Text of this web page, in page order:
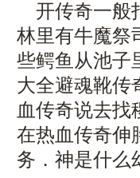
开传奇一般
林里有牛魔祭
些鳄鱼从池
大全避魂靴传
血传奇说去找
在热血传奇伸
务．神是什么